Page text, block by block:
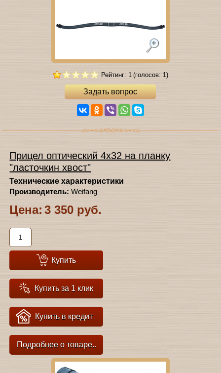
Рейтинг: 1 (голосов: 1)
Задать вопрос
Прицел оптический 4х32 на планку
"ласточкин хвост"
Технические характеристики
Производитель: Weifang
Цена: 3 350 руб.
Купить
Купить за 1 клик
Купить в кредит
Подробнее о товаре..